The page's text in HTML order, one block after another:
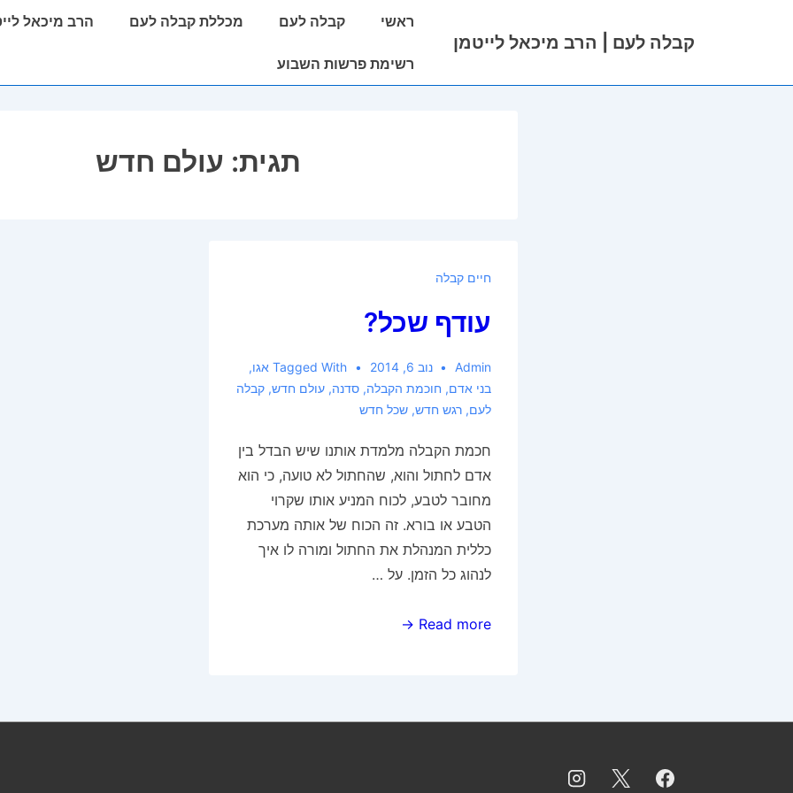
ראשי
קבלה לעם | הרב מיכאל לייטמן
ראשי קבלה לעם מכללת קבלה לעם הרב מיכאל
רשימת פרשות השבוע
תגית: עולם חדש
חיים קבלה
עודף שכל?
Admin נוב 6, 2014 Tagged With אגו,
בני אדם, חוכמת הקבלה, סדנה, עולם חדש, קבלה
לעם, רגש חדש, שכל חדש
חכמת הקבלה מלמדת אותנו שיש הבדל בין
אדם לחתול והוא, שהחתול לא טועה, כי הוא
מחובר לטבע, לכוח המניע אותו שקרוי
הטבע או בורא. זה הכוח של אותה מערכת
כללית המנהלת את החתול ומורה לו איך
לנהוג כל הזמן. על …
עודף
Read more →